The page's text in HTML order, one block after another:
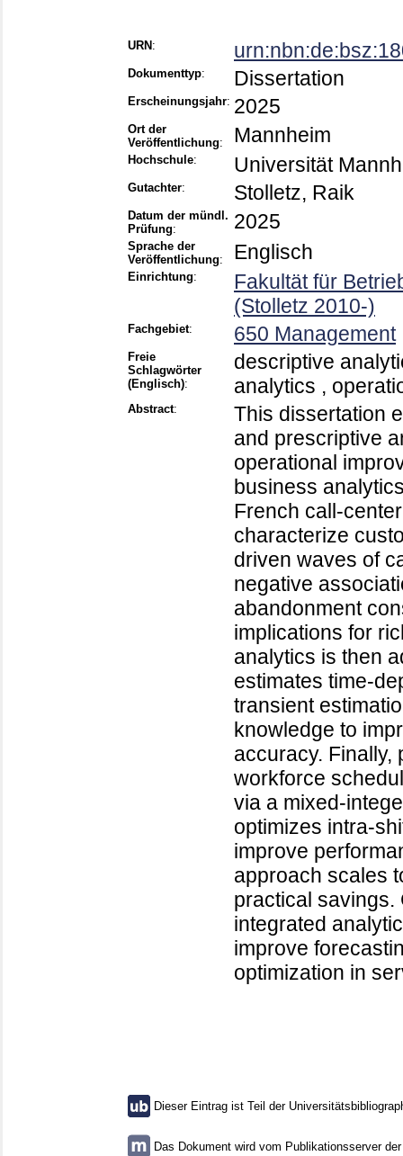
URN :
Dokumenttyp: Dissertation
Erscheinungsjahr: 2025
Ort der
Veröffentlichung: Mannheim
Hochschule: Universität
Gutachter: Stolletz, Raik
Datum der mündl.
Prüfung: 2025
Sprache der
Veröffentlichung: Englisch
Einrichtung:
Fakultät für
(Stolletz 2010-)
Fachgebiet: 650 Management
Freie
Schlagwörter
(Englisch):
descriptive
analytics ,
Abstract:
This dissertation
and prescriptive
operational
business
French call-
characterize
driven waves of
negative
abandonment
implications for
analytics is then
estimates time-
transient
knowledge to
accuracy. Finally,
workforce
via a mixed-
optimizes intra-
improve
approach scales
practical savings.
integrated
improve
optimization in
Dieser Eintrag ist Teil der
Das Dokument wird vom Publikationsserver